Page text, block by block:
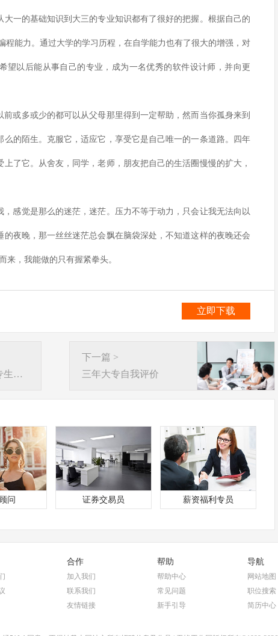
一的基础知识到大三的专业知识都有了很好的把握。根据自己的
程能力。通过大学的学习历程，在自学能力也有了很大的增强，对
望以后能从事自己的专业，成为一名优秀的软件设计师，并向更
多或少的都可以从父母那里得到一定帮助，然而当你孤身来到
的陌生。克服它，适应它，享受它是自己唯一的一条道路。四年
了它。从舍友，同学，老师，朋友把自己的生活圈慢慢的扩大，
感觉是那么的迷茫，迷茫。压力不等于动力，只会让我无法向以
夜晚，那一丝丝迷茫总会飘在脑袋深处，不知道这样的夜晚还会
来，我能做的只有握紧拳头。
立即下载
旅游管理专业大专生自我评价
下一篇 >
三年大专自我评价
问 证券交易员 薪资福利专员
合作
加入我们
联系我们
友情链接
帮助
帮助中心
常见问题
新手引导
导航
网站地图
职位搜索
简历中心